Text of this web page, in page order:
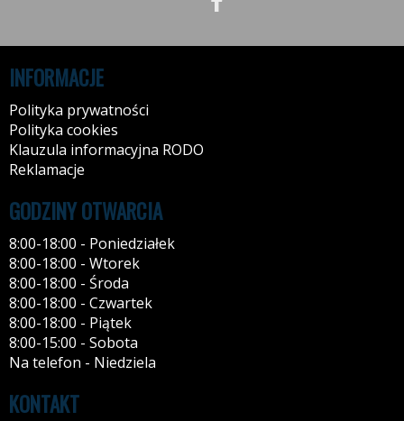
INFORMACJE
Polityka prywatności
Polityka cookies
Klauzula informacyjna RODO
Reklamacje
GODZINY OTWARCIA
8:00-18:00 - Poniedziałek
8:00-18:00 - Wtorek
8:00-18:00 - Środa
8:00-18:00 - Czwartek
8:00-18:00 - Piątek
8:00-15:00 - Sobota
Na telefon - Niedziela
KONTAKT